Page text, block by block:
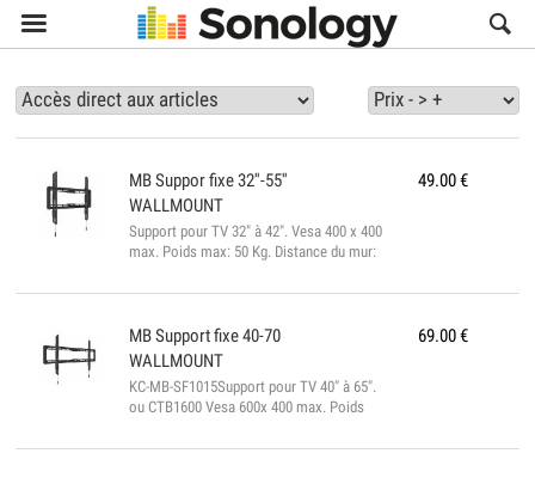

49.00€
MBSuppor fixe 32''-55''
WALLMOUNT
Support pour TV 32" à 42". Vesa 400 x 400
max. Poids max: 50 Kg. Distance du mur:
tirant sur les deux cables. Extrémités
pas sous le téléviseur. Niveau à bulle
intégré....
69.00€
MBSupport fixe 40-70
WALLMOUNT
KC-MB-SF1015Support pour TV 40" à 65".
ou CTB1600 Vesa 600x 400 max. Poids
Support sécurisé, déverouillage en tirant